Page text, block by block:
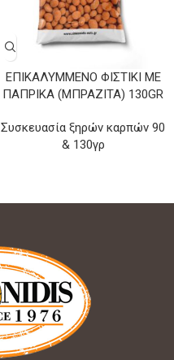
ΕΠΙΚΑΛΥΜΜΈΝΟ ΦΙΣΤΊΚΙ ΜΕ
ΠΆΠΡΙΚΑ (ΜΠΡΑΖΙΤΑ) 130GR
Συσκευασία ξηρών καρπών 90
& 130γρ